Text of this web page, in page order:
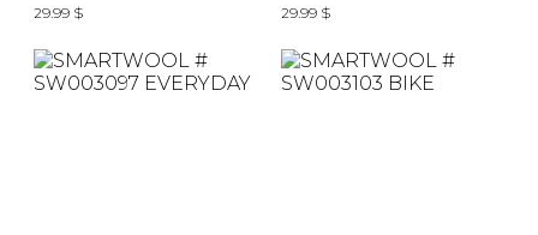
29.99 $ 29.99 $